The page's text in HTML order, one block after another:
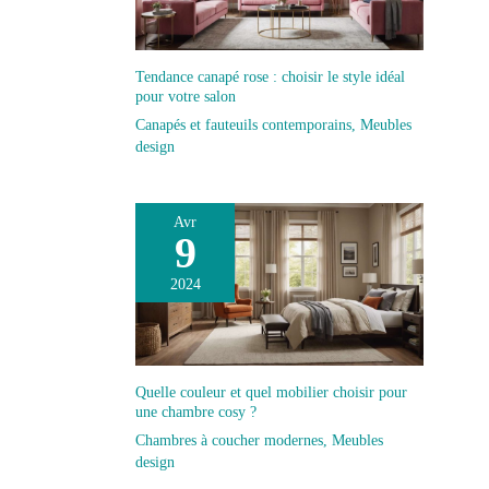
Tendance canapé rose : choisir le style idéal
pour votre salon
Canapés et fauteuils contemporains Meubles
design
Avr
9
2024
Quelle couleur et quel mobilier choisir pour
une chambre cosy ?
Chambres à coucher modernes Meubles
design